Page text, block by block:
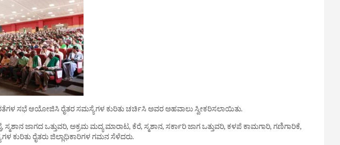
ಸಭೆ ಆಯೋಜಿಸಿ ರೈತರ ಸಮಸ್ಯೆಗಳ ಕುರಿತು ಚರ್ಚಿಸಿ ಅವರ ಅಹವಾಲು ಸ್ವೀಕರಿಸಲಾಯಿತು.
ಜಾಗದ ಒತ್ತುವರಿ, ಅಕ್ರಮ ಮದ್ಯ ಮಾರಾಟ, ಕೆರೆ, ಸ್ಮಶಾನ, ಸರ್ಕಾರಿ ಜಾಗ ಒತ್ತುವರಿ, ಕಳಪೆ ಕಾಮಗಾರಿ, ಗಣಿಗಾರಿಕೆ,
ಕುರಿತು ರೈತರು ಜಿಲ್ಲಾಧಿಕಾರಿಗಳ ಗಮನ ಸೆಳೆದರು.